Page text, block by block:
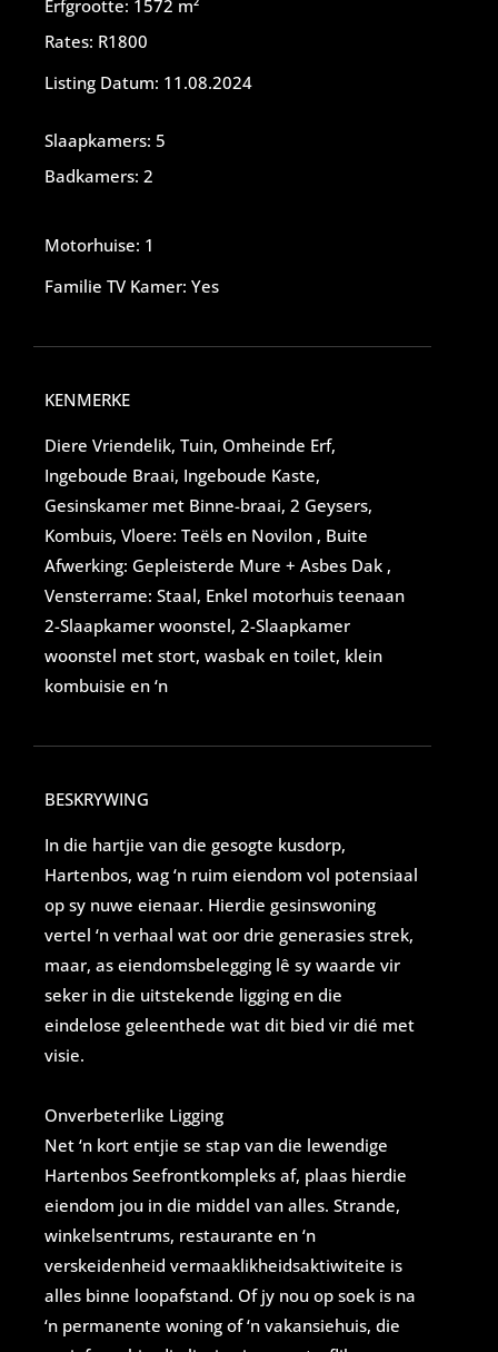
Erfgrootte: 1572 m²
Rates: R1800
Listing Datum: 11.08.2024
Slaapkamers: 5
Badkamers: 2
Motorhuise: 1
Familie TV Kamer: Yes
KENMERKE
Diere Vriendelik, Tuin, Omheinde Erf,
Ingeboude Braai, Ingeboude Kaste,
Gesinskamer met Binne-braai, 2 Geysers,
Kombuis, Vloere: Teëls en Novilon , Buite
Afwerking: Gepleisterde Mure + Asbes Dak ,
Vensterrame: Staal, Enkel motorhuis teenaan
2-Slaapkamer woonstel, 2-Slaapkamer
woonstel met stort, wasbak en toilet, klein
kombuisie en ‘n
BESKRYWING
In die hartjie van die gesogte kusdorp,
Hartenbos, wag ‘n ruim eiendom vol potensiaal
op sy nuwe eienaar. Hierdie gesinswoning
vertel ‘n verhaal wat oor drie generasies strek,
maar, as eiendomsbelegging lê sy waarde vir
seker in die uitstekende ligging en die
eindelose geleenthede wat dit bied vir dié met
visie.
Onverbeterlike Ligging
Net ‘n kort entjie se stap van die lewendige
Hartenbos Seefrontkompleks af, plaas hierdie
eiendom jou in die middel van alles. Strande,
winkelsentrums, restaurante en ‘n
verskeidenheid vermaaklikheidsaktiwiteite is
alles binne loopafstand. Of jy nou op soek is na
‘n permanente woning of ‘n vakansiehuis, die